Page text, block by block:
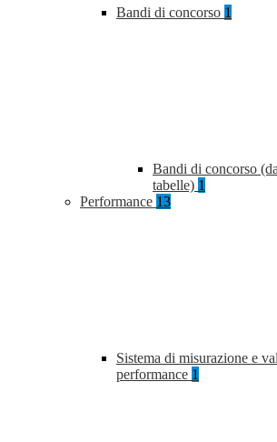
Bandi di concorso 1
Bandi di concorso
tabelle) 1
Performance 13
Sistema di misurazione e
performance 1